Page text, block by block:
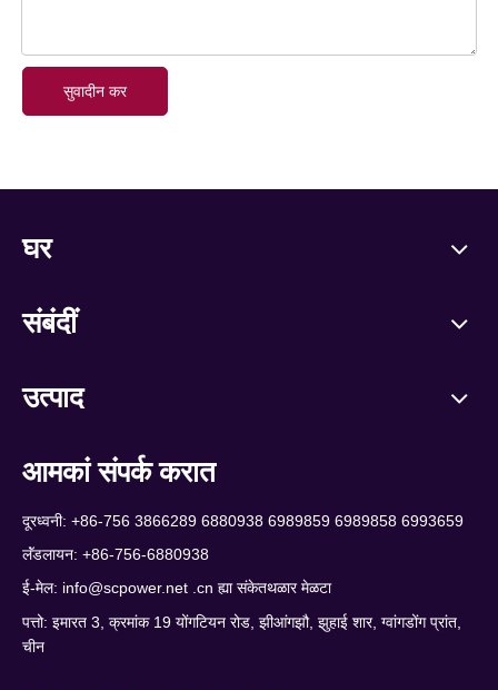
सुवादीन कर
घर
संबंदीं
उत्पाद
आमकां संपर्क करात
दूरध्वनी: +86-756 3866289 6880938 6989859 6989858 6993659
लॅंडलायन: +86-756-6880938
ई-मेल: info@scpower.net .cn ह्या संकेतथळार मेळटा
पत्तो: इमारत 3, क्रमांक 19 योंगटियन रोड, झीआंगझौ, झुहाई शार, ग्वांगडोंग प्रांत,
चीन